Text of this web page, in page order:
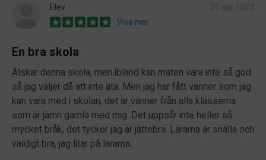
Elev
Visa mer
En bra skola
Älskar denna skola, men ibland kan maten vara inte så god
så jag väljer då att inte äta. Men jag har fått vänner som jag
kan vara med i skolan, det är vänner från alla klasserna
som är jämn gamla med mig. Det uppsår inte heller så
mycket bråk, det tycker jag är jättebra. Lärarna är snälla och
väldigt bra, jag litar på lärarna.